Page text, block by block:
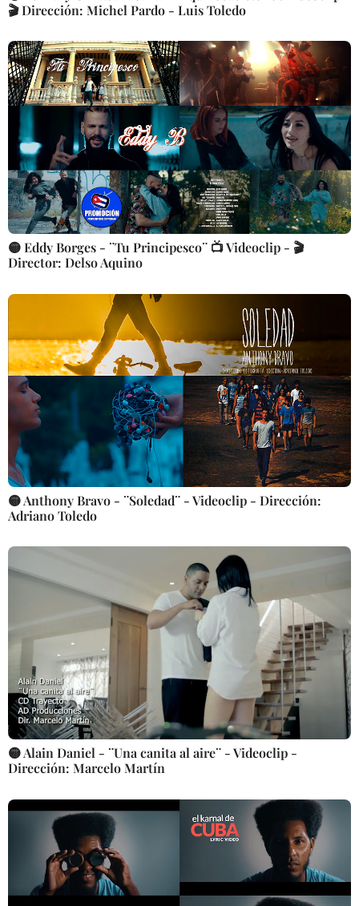
🎬 Dirección: Michel Pardo - Luis Toledo
🟡 Eddy Borges - ¨Tu Principesco¨ 📺 Videoclip - 🎬
Director: Delso Aquino
🟡 Anthony Bravo - ¨Soledad¨ - Videoclip - Dirección:
Adriano Toledo
🟡 Alain Daniel - ¨Una canita al aire¨ - Videoclip -
Dirección: Marcelo Martín